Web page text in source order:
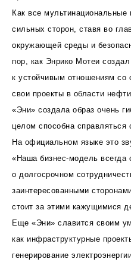
Как все
сильных сторон, ставя во
окружающей среды и
пор, как Энрико Мотеи
к устойчивым отношениям со
свои проекты в области
«Эни» создала образ очень
целом способна
На официальном языке это
«Наша бизнес-модель всегда
о долгосрочном
заинтересованными
стоит за этими кажущимися
Еще «Эни» славится своим
как инфраструктурные
генерирование